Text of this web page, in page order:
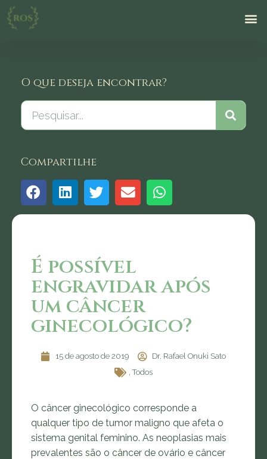
É possível
engravidar após
um câncer
ginecológico?
15 de agosto de 2019
Dr. Rafael Onuki Sato
, Todos
O câncer ginecológico corresponde a
qualquer tipo de tumor maligno que afeta o
sistema genital feminino. As neoplasias mais
prevalentes são o câncer de ovário e câncer
O que deseja encontrar?
Compartilhe